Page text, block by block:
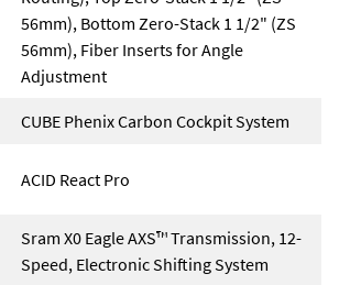
56mm), Bottom Zero-Stack 1 1/2" (ZS
56mm), Fiber Inserts for Angle
Adjustment
CUBE Phenix Carbon Cockpit System
ACID React Pro
Sram X0 Eagle AXS™ Transmission, 12-
Speed, Electronic Shifting System